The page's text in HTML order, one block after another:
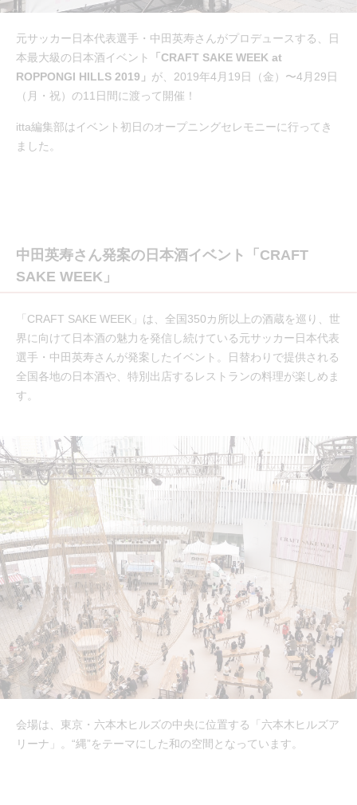
元サッカー日本代表選手・中田英寿さんがプロデュースする、日
本最大級の日本酒イベント
「CRAFT SAKE WEEK at
ROPPONGI HILLS 2019」 が、2019年4月19日（金）〜4月29日
（月・祝）の11日間に渡って開催！
itta編集部はイベント初日のオープニングセレモニーに行ってき
ました。
中田英寿さん発案の日本酒イベント「CRAFT
SAKE WEEK」
「CRAFT SAKE WEEK」は、全国350カ所以上の酒蔵を巡り、世
界に向けて日本酒の魅力を発信し続けている元サッカー日本代表
選手・中田英寿さんが発案したイベント。日替わりで提供される
全国各地の日本酒や、特別出店するレストランの料理が楽しめま
す。
会場は、東京・六本木ヒルズの中央に位置する「六本木ヒルズア
リーナ」。“縄”をテーマにした和の空間となっています。